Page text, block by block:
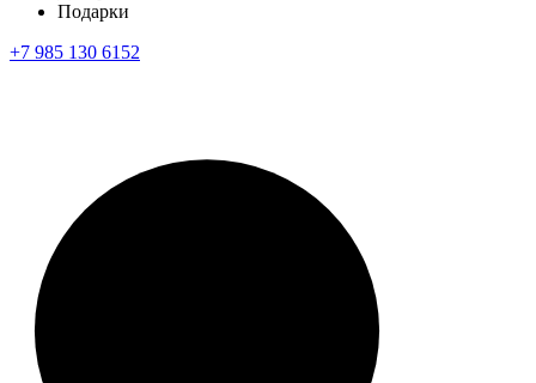
Подарки
+7 985 130 6152